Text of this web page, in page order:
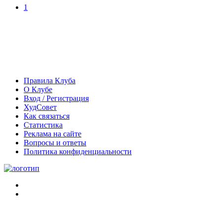
1
Правила Клуба
О Клубе
Вход / Регистрация
ХудСовет
Как связаться
Статистика
Реклама на сайте
Вопросы и ответы
Политика конфиденциальности